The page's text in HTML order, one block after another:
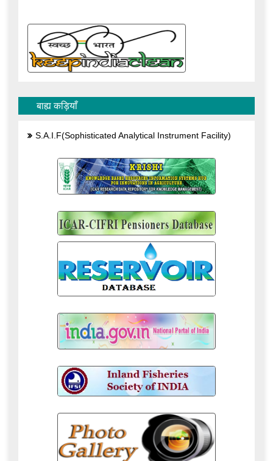
बाह्य कड़ियाँ
S.A.I.F(Sophisticated Analytical Instrument Facility)